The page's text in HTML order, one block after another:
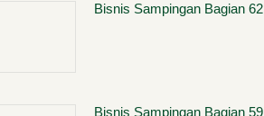
Bisnis Sampingan Bagian 62
Bisnis Sampingan Bagian 59